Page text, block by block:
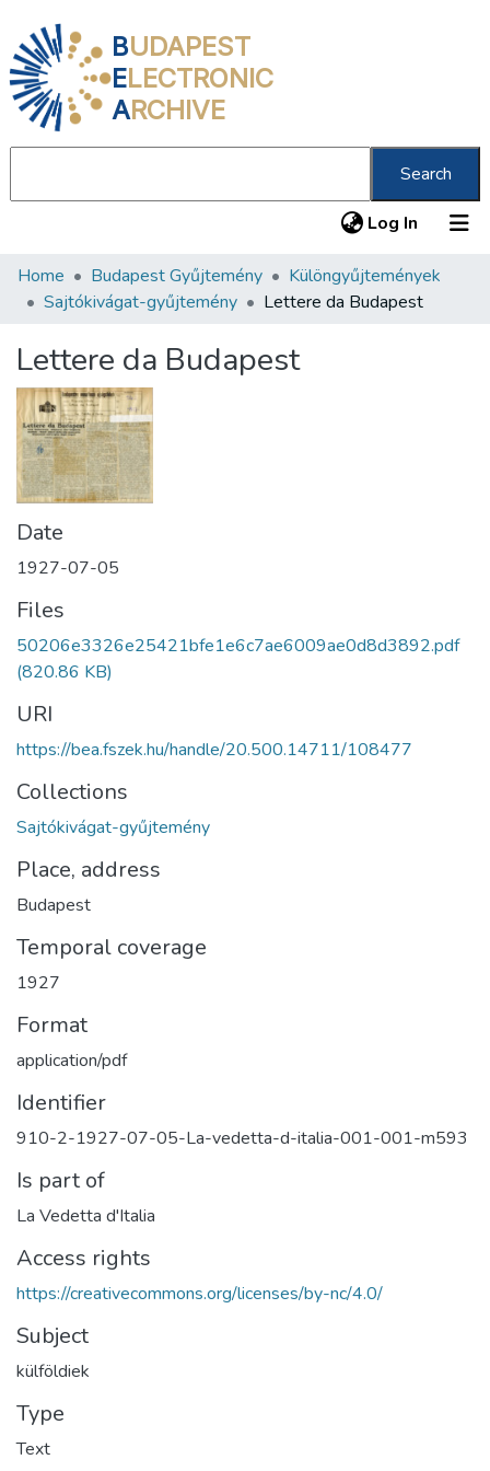
BUDAPEST
ELECTRONIC
ARCHIVE
Search
Log In (current)
Communities & Collections
Statistics
About us
Home Budapest Gyűjtemény
Különgyűjtemények
Sajtókivágat-gyűjtemény
Lettere da Budapest
Lettere da Budapest
Date
1927-07-05
Files
50206e3326e25421bfe1e6c7ae6009ae0d8d3892.pdf
(820.86 KB)
URI
https://bea.fszek.hu/handle/20.500.14711/108477
Collections
Sajtókivágat-gyűjtemény
Place, address
Budapest
Temporal coverage
1927
Format
application/pdf
Identifier
910-2-1927-07-05-La-vedetta-d-italia-001-001-m593
Is part of
La Vedetta d'Italia
Access rights
https://creativecommons.org/licenses/by-nc/4.0/
Subject
külföldiek
Type
Text